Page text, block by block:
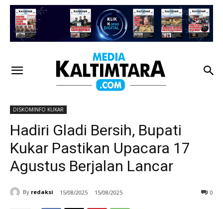
DISKOMINFO KUKAR
Hadiri Gladi Bersih, Bupati
Kukar Pastikan Upacara 17
Agustus Berjalan Lancar
By redaksi 15/08/2025 15/08/2025 0